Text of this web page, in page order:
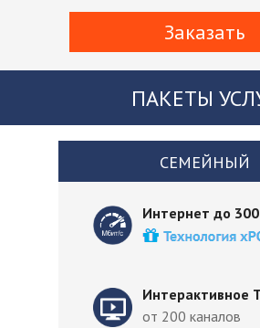
Интернет до
Интерактивное
от 200 каналов
ПАКЕТЫ
Заказать
СЕМЕЙНЫЙ